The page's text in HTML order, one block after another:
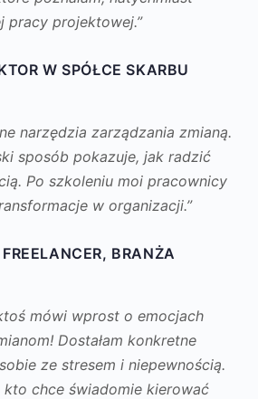
pracy projektowej.”
W SPÓŁCE SKARBU
narzędzia zarządzania zmianą.
sposób pokazuje, jak radzić
Po szkoleniu moi pracownicy
w organizacji.”
BRANŻA
mówi wprost o emocjach
Dostałam konkretne
ze stresem i niepewnością.
kto chce świadomie kierować